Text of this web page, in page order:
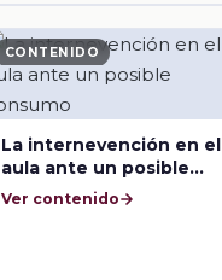
CONTENIDO
La internevención en el
aula ante un posible
consumo
Ver contenido